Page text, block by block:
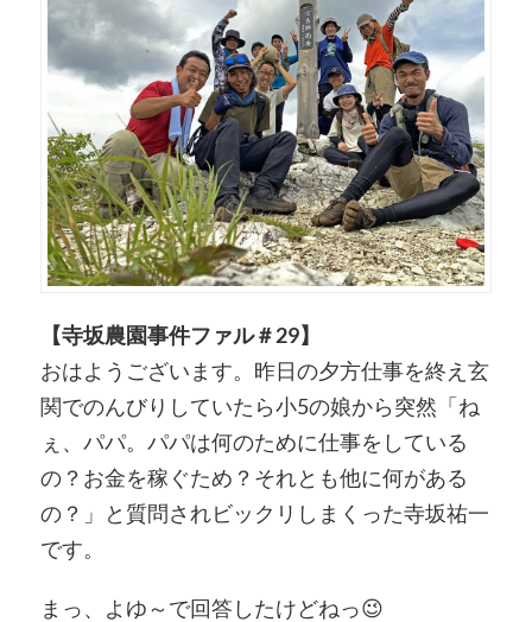
【寺坂農園事件ファル＃29】
おはようございます。昨日の夕方仕事を終え玄
関でのんびりしていたら小5の娘から突然「ね
ぇ、パパ。パパは何のために仕事をしている
の？お金を稼ぐため？それとも他に何がある
の？」と質問されビックリしまくった寺坂祐一
です。
まっ、よゆ～で回答したけどねっ😉